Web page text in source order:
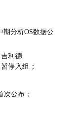
期分析OS数据公
利德
停入组；
次公布；